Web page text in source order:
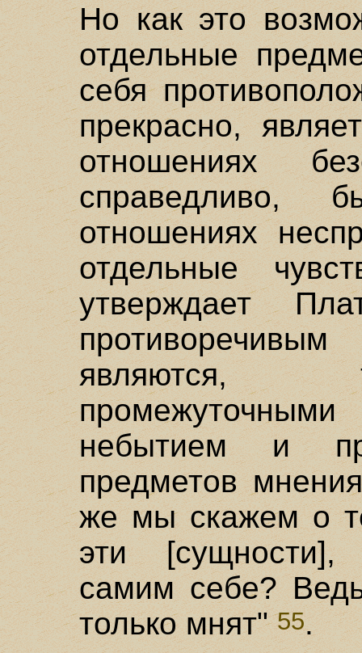
Но как это
отдельные
себя
прекрасно,
отношениях
справедливо,
отношениях
отдельные
утверждает
являются,
небытием и
предметов
же мы скажем о
эти [сущности],
самим себе?
только мнят"55.